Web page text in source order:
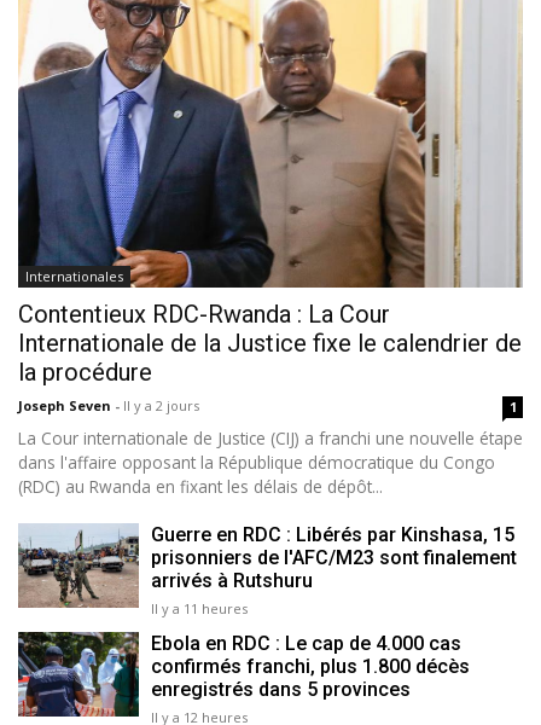
Internationales
Contentieux RDC-Rwanda : La Cour
Internationale de la Justice fixe le calendrier de
la procédure
Joseph Seven - Il y a 2 jours 1
La Cour internationale de Justice (CIJ) a franchi une nouvelle étape
dans l'affaire opposant la République démocratique du Congo
(RDC) au Rwanda en fixant les délais de dépôt...
Guerre en RDC : Libérés par Kinshasa, 15
prisonniers de l'AFC/M23 sont finalement
arrivés à Rutshuru
Il y a 11 heures
Ebola en RDC : Le cap de 4.000 cas
confirmés franchi, plus 1.800 décès
enregistrés dans 5 provinces
Il y a 12 heures